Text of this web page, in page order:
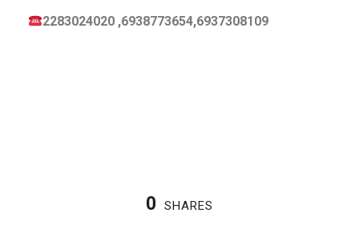
2283024020 ,6938773654,6937308109
0 SHARES